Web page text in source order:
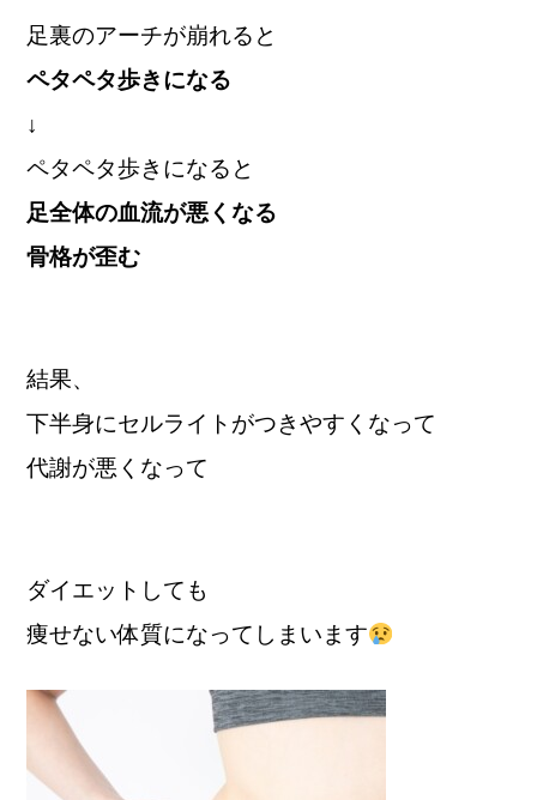
足裏のアーチが崩れると
ペタペタ歩きになる
↓
ペタペタ歩きになると
足全体の血流が悪くなる
骨格が歪む
結果、
下半身にセルライトがつきやすくなって
代謝が悪くなって
ダイエットしても
痩せない体質になってしまいます